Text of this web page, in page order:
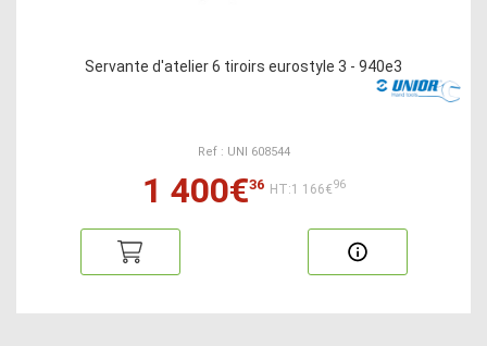
Servante d'atelier 6 tiroirs eurostyle 3 - 940e3
Ref : UNI 608544
1 400€36 HT:1 166€96